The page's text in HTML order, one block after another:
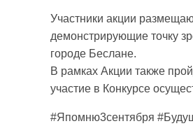
Участники акции
демонстрирующие точку
городе Беслане.
B рамках Акции также
участие в Конкурсе
#Япомню3сентября